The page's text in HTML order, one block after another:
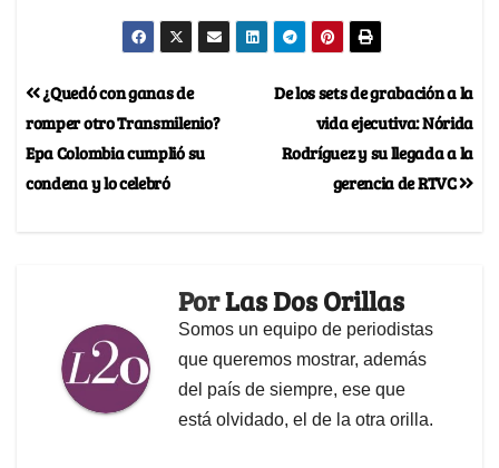
De los sets de grabación a la
vida ejecutiva: Nórida
Rodríguez y su llegada a la
gerencia de RTVC
¿Quedó con ganas de
romper otro Transmilenio?
Epa Colombia cumplió su
condena y lo celebró
PorLas Dos Orillas
Somos un equipo de periodistas
que queremos mostrar, además
del país de siempre, ese que
está olvidado, el de la otra orilla.